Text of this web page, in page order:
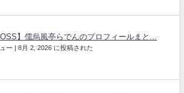
】儒烏風亭らでんのプロフィールまと...
ー | 8月 2, 2026 に投稿された